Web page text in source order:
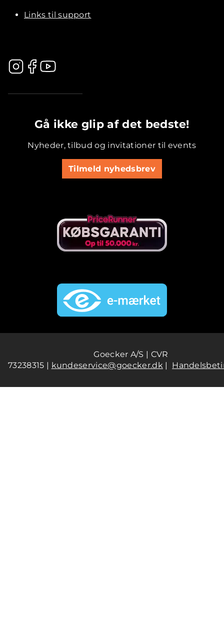
Links til support
Gå ikke glip af det bedste!
Nyheder, tilbud og invitationer til events
Tilmeld nyhedsbrev
Goecker A/S | CVR
73238315 | kundeservice@goecker.dk |